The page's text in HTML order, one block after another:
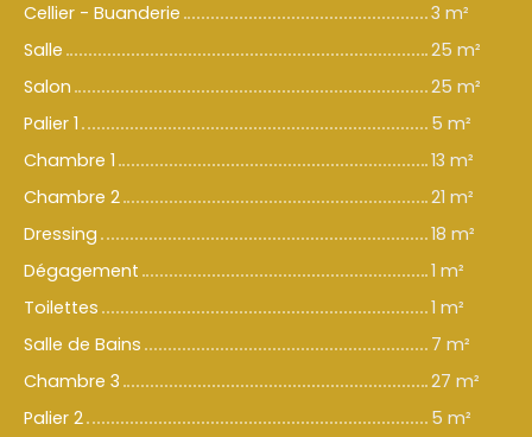
Cellier - Buanderie
3 m²
Salle
25 m²
Salon
25 m²
Palier 1
5 m²
Chambre 1
13 m²
Chambre 2
21 m²
Dressing
18 m²
Dégagement
1 m²
Toilettes
1 m²
Salle de Bains
7 m²
Chambre 3
27 m²
Palier 2
5 m²